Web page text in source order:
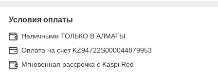
Условия оплаты
Наличными ТОЛЬКО В АЛМАТЫ
Оплата на счет KZ94722S000044879953
Мгновенная рассрочка с Kaspi Red